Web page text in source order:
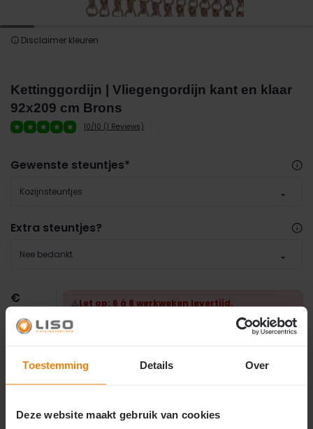
Toestemming Details Over
Deze website maakt gebruik van cookies
Disclaimer kleuren
Kettinggordijn | Vliegengordijn kant en klaar
92x209 cm Brons
10/10 (1 Reviews)
Gewenste steuntjes*
Kozijnsteuntjes
Extra steuntjes?
Nee bedankt
€159,50
€
154,50
⚠️Let op: 6 á 8 werkweken levertijd.
Uw aluminium kettinggordijn wordt met zorg op
maat gemaakt. Vanwege drukte op onze afdeling
productiemaatwerk bedraagt de levertijd
uw bestelling zo spoedig mogelijk te verwerken, met
de kwaliteit die u van ons gewend bent.
🚚 Verwachte verzending: